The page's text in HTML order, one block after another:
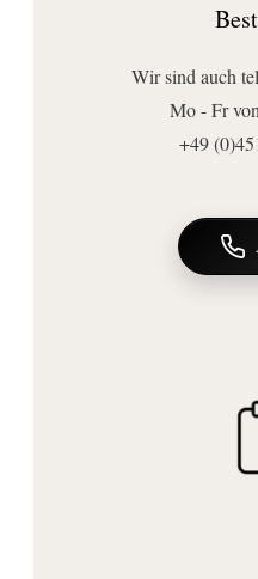
Wir sind auch
Mo - Fr
+49